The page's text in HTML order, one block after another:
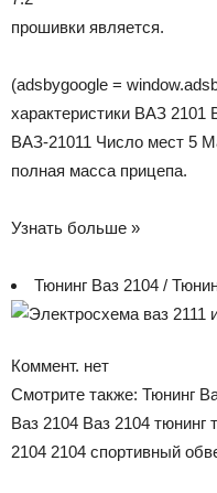
прошивки является.
(adsbygoogle =
характеристики ВАЗ
ВАЗ-21011 Число мест 5
полная масса прицепа.
Узнать больше »
Тюнинг Ваз 2104 /
Коммент. нет
Смотрите также: Тюнинг
Ваз 2104 Ваз 2104 тюнинг
2104 2104 спортивный